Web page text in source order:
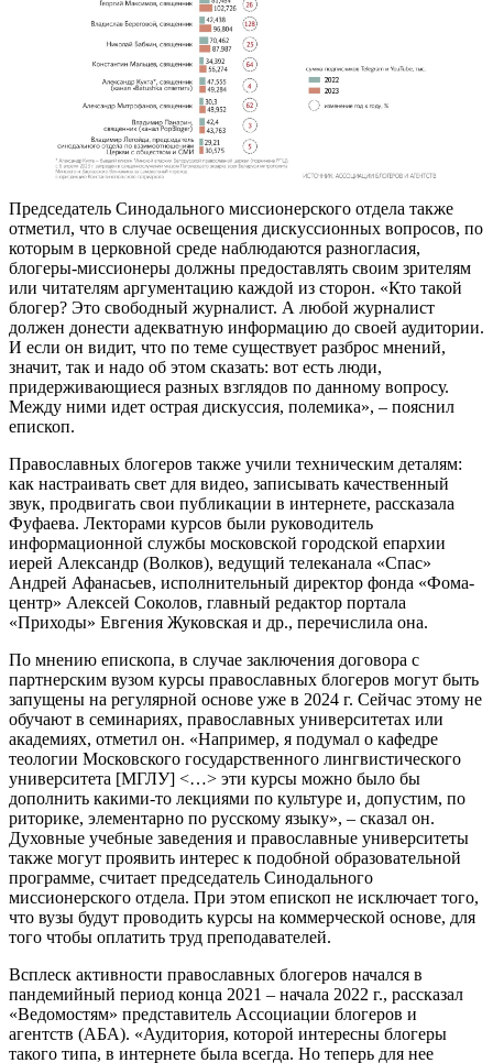
Председатель Синодального миссионерского отдела также
отметил, что в случае освещения дискуссионных вопросов, по
которым в церковной среде наблюдаются разногласия,
блогеры-миссионеры должны предоставлять своим зрителям
или читателям аргументацию каждой из сторон. «Кто такой
блогер? Это свободный журналист. А любой журналист
должен донести адекватную информацию до своей аудитории.
И если он видит, что по теме существует разброс мнений,
значит, так и надо об этом сказать: вот есть люди,
придерживающиеся разных взглядов по данному вопросу.
Между ними идет острая дискуссия, полемика», – пояснил
епископ.
Православных блогеров также учили техническим деталям:
как настраивать свет для видео, записывать качественный
звук, продвигать свои публикации в интернете, рассказала
Фуфаева. Лекторами курсов были руководитель
информационной службы московской городской епархии
иерей Александр (Волков), ведущий телеканала «Спас»
Андрей Афанасьев, исполнительный директор фонда «Фома-
центр» Алексей Соколов, главный редактор портала
«Приходы» Евгения Жуковская и др., перечислила она.
По мнению епископа, в случае заключения договора с
партнерским вузом курсы православных блогеров могут быть
запущены на регулярной основе уже в 2024 г. Сейчас этому не
обучают в семинариях, православных университетах или
академиях, отметил он. «Например, я подумал о кафедре
теологии Московского государственного лингвистического
университета [МГЛУ] <…> эти курсы можно было бы
дополнить какими-то лекциями по культуре и, допустим, по
риторике, элементарно по русскому языку», – сказал он.
Духовные учебные заведения и православные университеты
также могут проявить интерес к подобной образовательной
программе, считает председатель Синодального
миссионерского отдела. При этом епископ не исключает того,
что вузы будут проводить курсы на коммерческой основе, для
того чтобы оплатить труд преподавателей.
Всплеск активности православных блогеров начался в
пандемийный период конца 2021 – начала 2022 г., рассказал
«Ведомостям» представитель Ассоциации блогеров и
агентств (АБА). «Аудитория, которой интересны блогеры
такого типа, в интернете была всегда. Но теперь для нее